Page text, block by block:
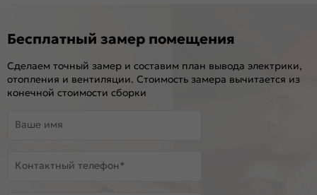
Бесплатный замер помещения
Сделаем точный замер и составим план вывода электрики,
отопления и вентиляции. Стоимость замера вычитается из
конечной стоимости сборки
Ваше имя
Контактный телефон*